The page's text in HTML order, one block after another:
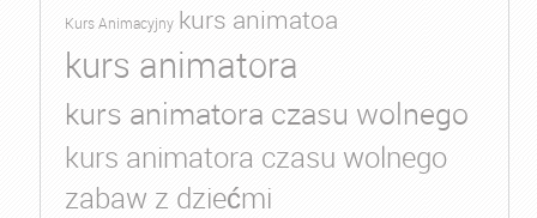
Kurs Animacyjny kurs animatoa
kurs animatora
kurs animatora czasu wolnego
kurs animatora czasu wolnego
zabaw z dziećmi